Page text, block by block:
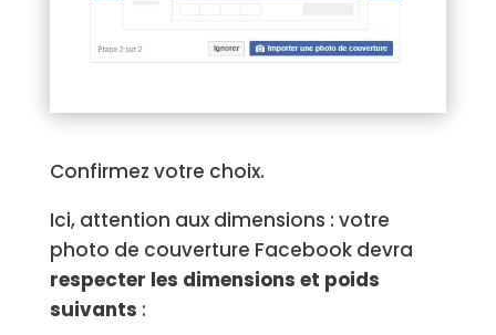
Confirmez votre choix.
Ici, attention aux dimensions : votre
photo de couverture Facebook devra
respecter les dimensions et poids
suivants :